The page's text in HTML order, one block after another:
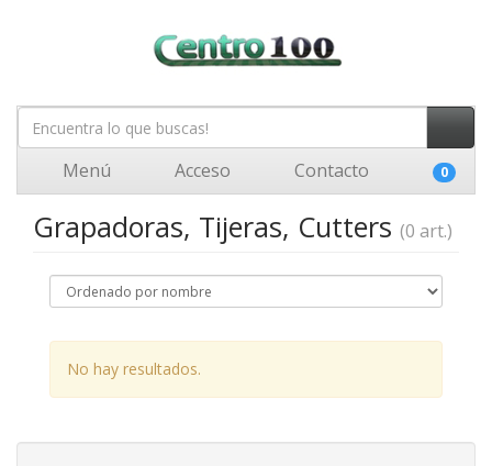
Menú Acceso Contacto 0
Grapadoras, Tijeras, Cutters (0 art.)
No hay resultados.